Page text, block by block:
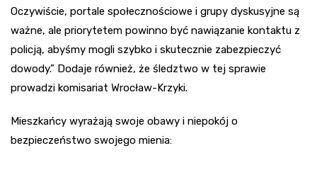
Oczywiście, portale społecznościowe i grupy dyskusyjne są
ważne, ale priorytetem powinno być nawiązanie kontaktu z
policją, abyśmy mogli szybko i skutecznie zabezpieczyć
dowody.” Dodaje również, że śledztwo w tej sprawie
prowadzi komisariat Wrocław-Krzyki.
Mieszkańcy wyrażają swoje obawy i niepokój o
bezpieczeństwo swojego mienia: